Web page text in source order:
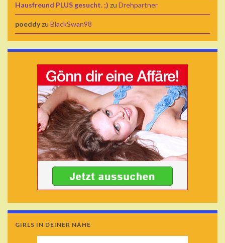
Hausfreund PLUS gesucht. ;) zu Drehpartner
poeddyzu BlackSwan98
GIRLS IN DEINER NÄHE